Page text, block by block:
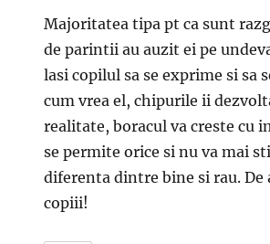
Majoritatea tipa pt ca sunt
de parintii au auzit ei pe
lasi copilul sa se exprime si sa
cum vrea el, chipurile ii
realitate, boracul va creste cu
se permite orice si nu va mai
diferenta dintre bine si rau. De
copiii!